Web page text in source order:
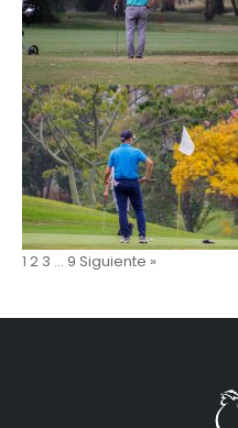
1 2 3 … 9 Siguiente »